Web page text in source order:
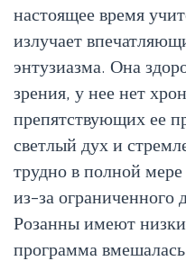
настоящее время
излучает
энтузиазма. Она
зрения, у нее нет
препятствующих ее
светлый дух и
трудно в полной
из-за ограниченного
Розанны имеют
программа